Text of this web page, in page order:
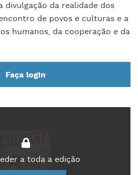
divulgação da realidade dos
de povos e culturas e a
humanos, da cooperação e da
Faça login
a toda a edição